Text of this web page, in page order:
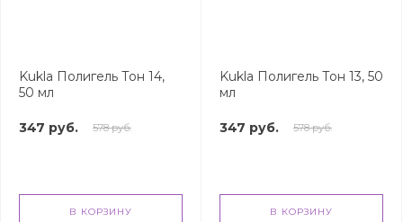
Kukla Полигель Тон 14,
50 мл
347 руб. 578 руб.
В КОРЗИНУ
Kukla Полигель Тон 13, 50
мл
347 руб. 578 руб.
В КОРЗИНУ